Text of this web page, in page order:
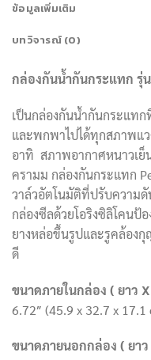
ข้อมูลเพิ่มเติม
บทวิจารณ์ (0)
กล่องกันน้ำกันกระแทก รุ่
เป็นกล่องกันน้ำกันกระแท
และพกพาไปได้ทุกสภาพแว
อาทิ สภาพอากาศหนาวเย็
ครามม กล่องกันกระแทก
วาล์วอัตโนมัติที่ปรับความ
กล่องซีลด้วยโอริงซิลิโคนป้
ยางหล่อขึ้นรูปและรูคล้อง
ดี
ขนาดภายในกล่อง ( ยาว
6.72″ (45.9 x 32.7 x 17.1
ขนาดภายนอกกล่อง ( ยาว